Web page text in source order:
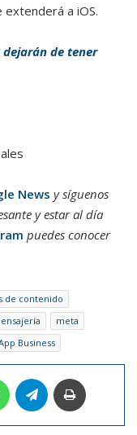
a iOS.
dejarán de tener
News y síguenos
y estar al día
puedes conocer
de contenido
meta
Business
WhatsAppTelegram